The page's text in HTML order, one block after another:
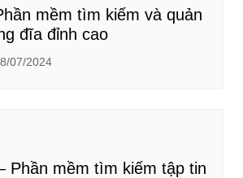
mềm tìm kiếm và quản
đĩa đỉnh cao
07/2024
Phần mềm tìm kiếm tập tin